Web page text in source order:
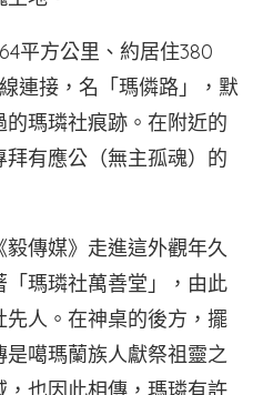
平方公里、約居住380
連接，名「瑪僯路」，默
瑪璘社痕跡。在附近的
有應公（無主孤魂）的
傳媒》走進這外觀年久
瑪璘社萬善堂」，由此
人。在神桌的後方，擺
噶瑪蘭族人獻祭祖靈之